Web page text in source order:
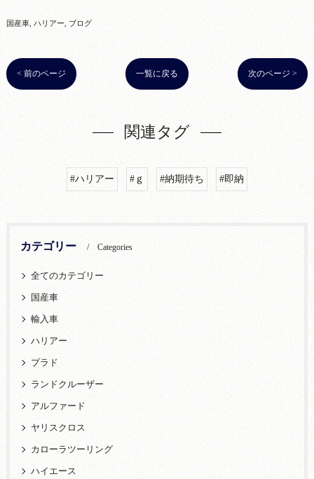
国産車 ハリアー ブログ
< 前のページ 一覧に戻る 次のページ >
関連タグ
#ハリアー #ｇ #納期待ち #即納
カテゴリー Categories
全てのカテゴリー
国産車
輸入車
ハリアー
プラド
ランドクルーザー
アルファード
ヤリスクロス
カローラツーリング
ハイエース